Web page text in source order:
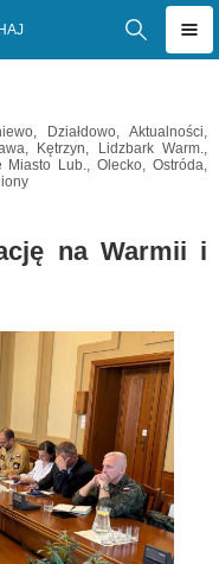
, Działdowo,Aktualności,
, Kętrzyn, Lidzbark Warm.,
Miasto Lub.,Olecko, Ostróda,
na Warmii i